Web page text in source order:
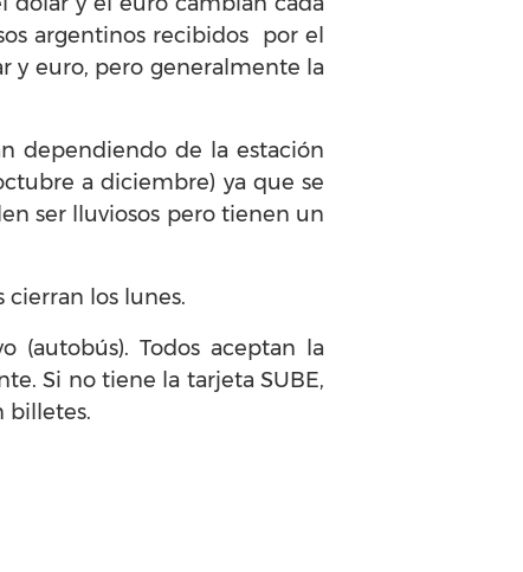
argentinos recibidos por el
y euro, pero generalmente la
dependiendo de la estación
a diciembre) ya que se
ser lluviosos pero tienen un
los lunes.
(autobús). Todos aceptan la
Si no tiene la tarjeta SUBE,
billetes.